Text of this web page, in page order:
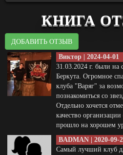
КНИГА
ДОБАВИТЬ ОТЗЫВ
Виктор | 2024-04-01
31.03.2024 г. были на
Беркута. Огромное
клуба "Варяг" за
познакомиться со
Отдельно хочется
качество
прошло на хорошем
BADMAN | 2020-09-
Самый лучший клуб